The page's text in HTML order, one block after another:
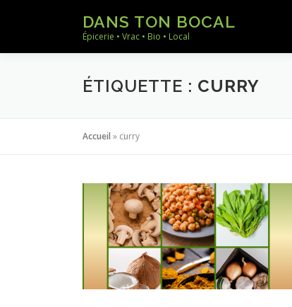
DANS TON BOCAL
Épicerie • Vrac • Bio • Local
ÉTIQUETTE : CURRY
Accueil » curry